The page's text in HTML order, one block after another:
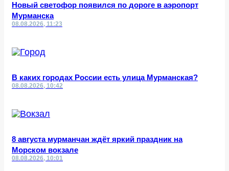
Новый светофор появился по дороге в аэропорт
Мурманска
08.08.2026, 11:23
В каких городах России есть улица Мурманская?
08.08.2026, 10:42
8 августа мурманчан ждёт яркий праздник на
Морском вокзале
08.08.2026, 10:01